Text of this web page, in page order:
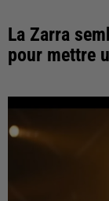
La Zarra
pour mettre